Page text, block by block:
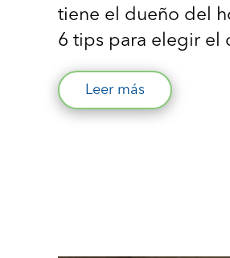
tiene el dueño del
6 tips para elegir el
Leer más